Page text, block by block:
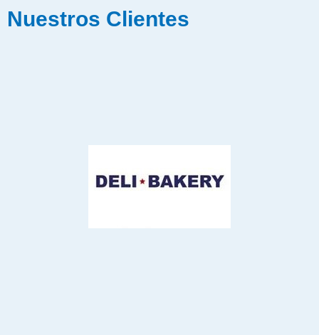
Nuestros Clientes